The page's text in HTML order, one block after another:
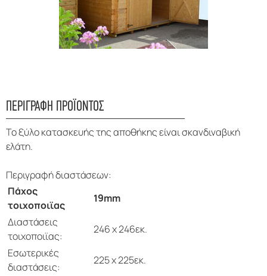
ΠΕΡΙΓΡΑΦΗ ΠΡΟΪΟΝΤΟΣ
Το ξύλο κατασκευής της αποθήκης είναι σκανδιναβική
ελάτη.
Περιγραφή διαστάσεων:
Πάχος
τοιχοποιϊας
19mm
Διαστάσεις
τοιχοποιϊας:
246 x 246εκ.
Εσωτερικές
διαστάσεις:
225 x 225εκ.